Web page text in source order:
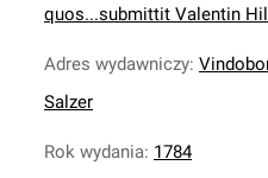
quos...submittit Valentin
Adres wydawniczy:
Salzer
Rok wydania: 1784